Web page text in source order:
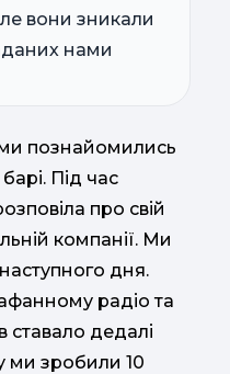
вони зникали
нами
познайомились
Під час
про свій
компанії. Ми
дня.
радіо та
ставало дедалі
ми зробили 10